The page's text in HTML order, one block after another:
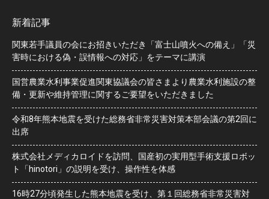
新着記事
関東若手議員の会にお招きいただき「富士山噴火への備え」「災
害時における偽・誤情報への対応」をテーマに講演
国営農業水利事業促進関東協議会の皆さまより農業水利施設の整
備・更新や維持管理に関するご要望をいただきました
令和8年熊本地震を受けた総務省非常災害対策本部会議の第2回に
出席
株式会社メディカロイドを訪問、国産初の実用型手術支援ロボッ
ト「hinotori」の説明を受け、操作性を体感
16時27分頃発生した熊本地震を受け、第１回総務省非常災害対